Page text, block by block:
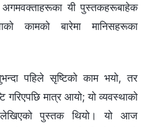
अगमवक्ताहरूका यी पुस्तकहरूबाहेक
कामको बारेमा मानिसहरूका
पहिले सृष्टिको काम भयो, तर
गरिएपछि मात्र आयो; यो व्यवस्थाको
लेखिएको पुस्तक थियो। यो आज